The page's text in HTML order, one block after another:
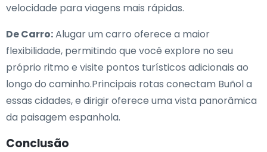
velocidade para viagens mais rápidas.
De Carro:Alugar um carro oferece a maior
flexibilidade, permitindo que você explore no seu
próprio ritmo e visite pontos turísticos adicionais ao
longo do caminho.Principais rotas conectam Buñol a
essas cidades, e dirigir oferece uma vista panorâmica
da paisagem espanhola.
Conclusão